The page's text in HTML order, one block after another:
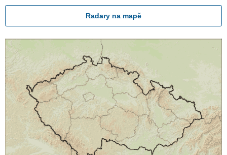
Radary na mapě